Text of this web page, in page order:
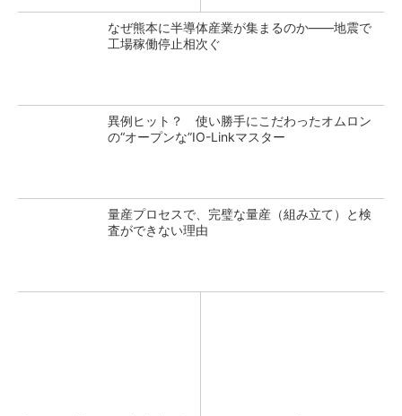
なぜ熊本に半導体産業が集まるのか――地震で
工場稼働停止相次ぐ
異例ヒット？ 使い勝手にこだわったオムロン
の“オープンな”IO-Linkマスター
量産プロセスで、完璧な量産（組み立て）と検
査ができない理由